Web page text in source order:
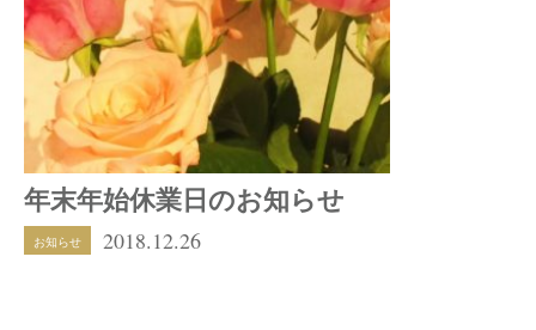
年末年始休業日のお知らせ
お知らせ 2018.12.26